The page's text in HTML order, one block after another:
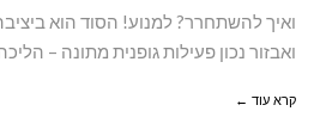
ואיך להשתחרר? למנוע! הסוד הוא
ואבזור נכון פעילות גופנית מתונה –
קרא עוד ←